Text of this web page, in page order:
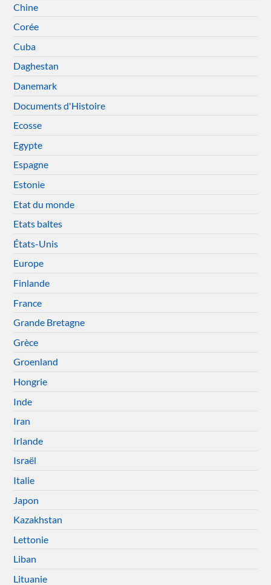
Chine
Corée
Cuba
Daghestan
Danemark
Documents d'Histoire
Ecosse
Egypte
Espagne
Estonie
Etat du monde
Etats baltes
États-Unis
Europe
Finlande
France
Grande Bretagne
Grèce
Groenland
Hongrie
Inde
Iran
Irlande
Israël
Italie
Japon
Kazakhstan
Lettonie
Liban
Lituanie